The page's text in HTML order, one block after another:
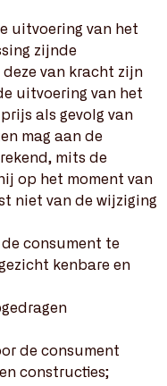
uitvoering van het
zijnde
van kracht zijn
uitvoering van het
als gevolg van
mag aan de
mits de
op het moment van
niet van de wijziging
consument te
kenbare en
de consument
constructies;